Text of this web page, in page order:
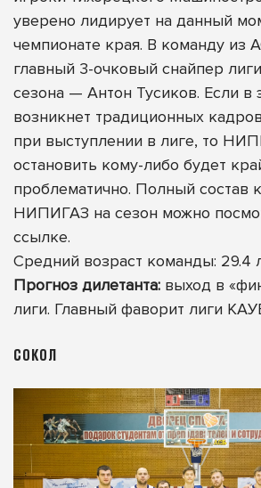
уверено лидирует на данный
чемпионате края. В команду из
главный 3-очковый снайпер
сезона — Антон Тусиков. Если в
возникнет традиционных
при выступлении в лиге, то
остановить кому-либо будет
проблематично. Полный состав
НИПИГАЗ на сезон можно
ссылке.
Средний возраст команды: 29.4
Прогноз дилетанта: выход в
лиги. Главный фаворит лиги
СОКОЛ